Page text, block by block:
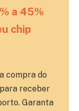
a 45%
chip
compra do
receber
Garanta